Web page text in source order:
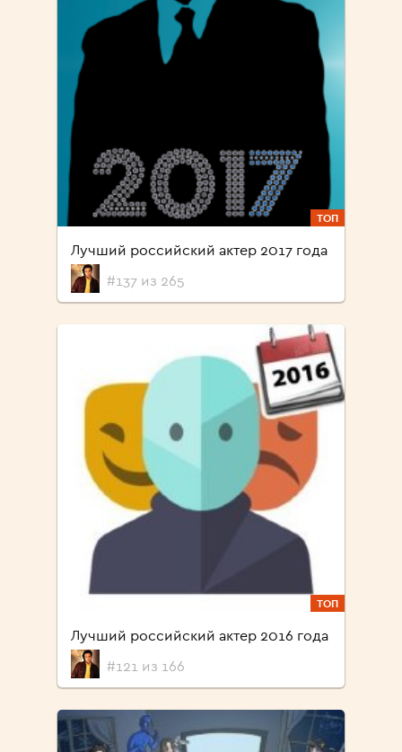
ТОП
Лучший российский актер 2017 года
#137 из 265
ТОП
Лучший российский актер 2016 года
#121 из 166